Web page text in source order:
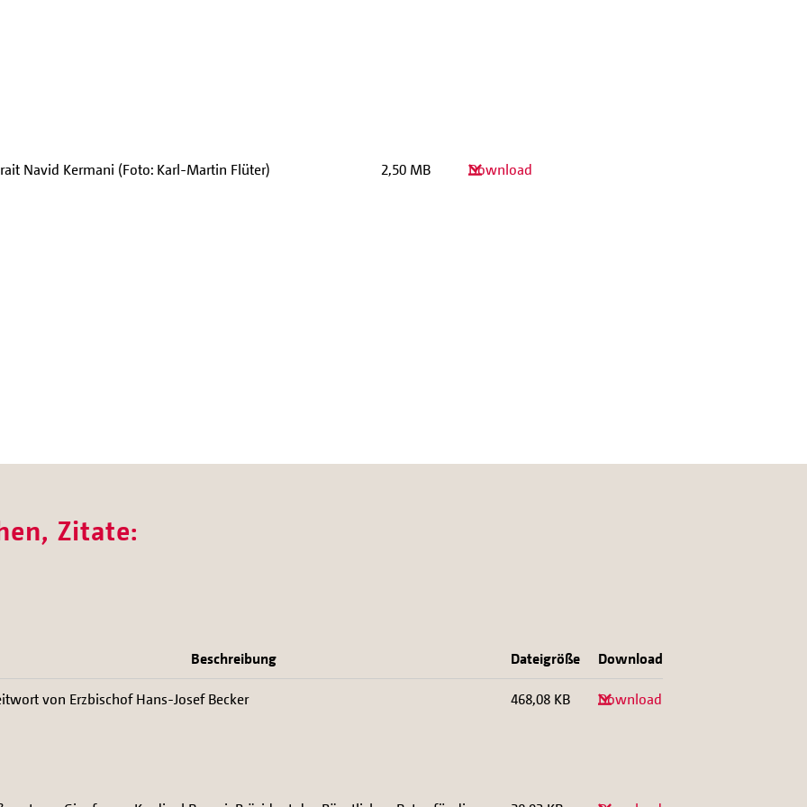
Navid Kermani (Foto: Karl-Martin Flüter) 2,50 MB Download
Zitate:
Beschreibung Dateigröße Download
von Erzbischof Hans-Josef Becker 468,08 KB Download